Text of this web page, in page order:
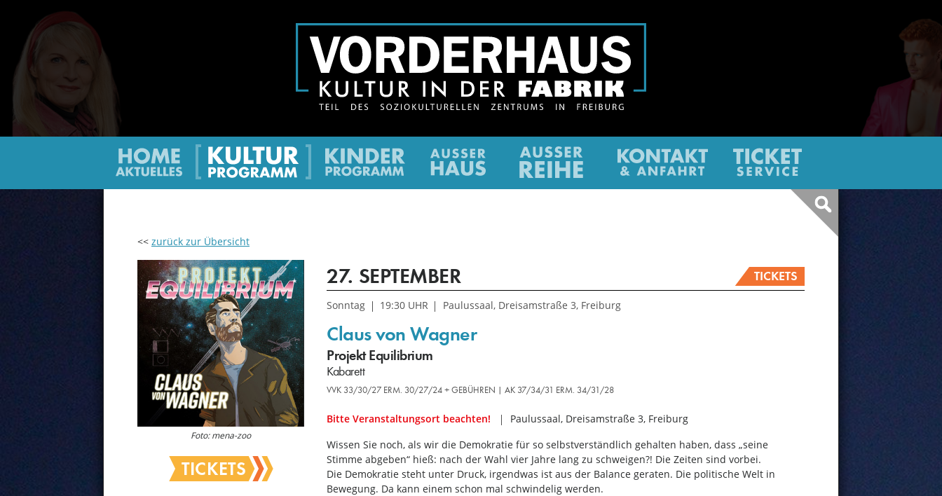
Kultur Kinderkultur
Ausser
Haus
newsletter
Kontakt
Ticketservice
<< zurück zur Übersicht
Foto: mena-zoo
TICKETS
27. SEPTEMBER TICKETS
Sonntag 19:30 UHR Paulussaal, Dreisamstraße 3, Freiburg
Claus von Wagner
Projekt Equilibrium
Kabarett
VVK 33/30/27 ERM. 30/27/24 + GEBÜHREN | AK 37/34/31 ERM. 34/31/28
Bitte Veranstaltungsort beachten!
Paulussaal, Dreisamstraße 3, Freiburg
Wissen Sie noch, als wir die Demokratie für so selbstverständlich gehalten haben, dass „seine
Stimme abgeben“ hieß: nach der Wahl vier Jahre lang zu schweigen?! Die Zeiten sind vorbei.
Die Demokratie steht unter Druck, irgendwas ist aus der Balance geraten. Die politische Welt in
Bewegung. Da kann einem schon mal schwindelig werden.